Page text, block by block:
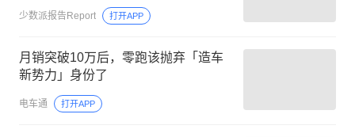
少数派报告Report 打开APP
月销突破10万后，零跑该抛弃「造车
新势力」身份了
电车通 打开APP